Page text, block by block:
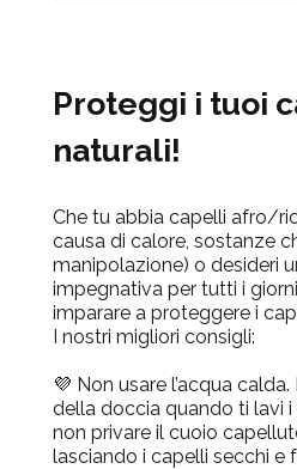
Proteggi i tuoi
naturali!
Che tu abbia capelli afro/
causa di calore, sostanze
manipolazione) o desideri
impegnativa per tutti i
imparare a proteggere i
I nostri migliori consigli:
💜 Non usare l’acqua calda.
della doccia quando ti lavi
non privare il cuoio
lasciando i capelli secchi e